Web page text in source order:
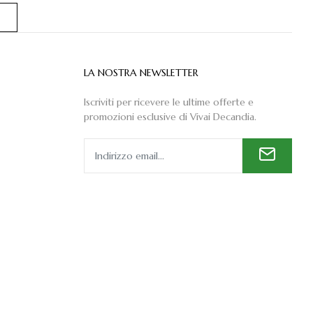
LA NOSTRA NEWSLETTER
Iscriviti per ricevere le ultime offerte e
promozioni esclusive di Vivai Decandia.